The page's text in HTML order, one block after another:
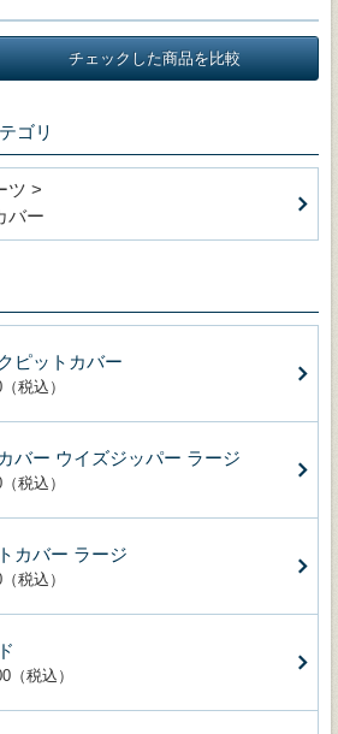
チェックした商品を比較
ゴリ
ツ >
バー
ピットカバー
税込）
バー ウイズジッパー ラージ
税込）
カバー ラージ
税込）
（税込）